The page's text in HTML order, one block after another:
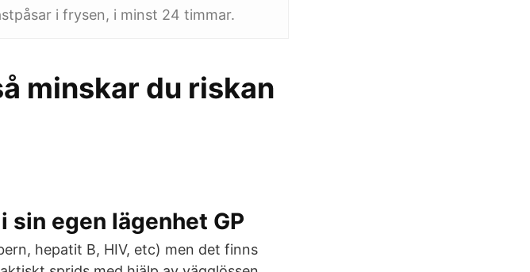
i frysen, i minst 24 timmar.
minskar du riskan
sin egen lägenhet GP
hepatit B, HIV, etc) men det finns